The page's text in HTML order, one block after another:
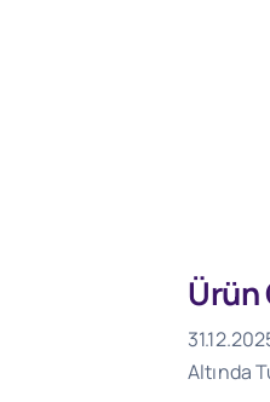
Ürün
Altında